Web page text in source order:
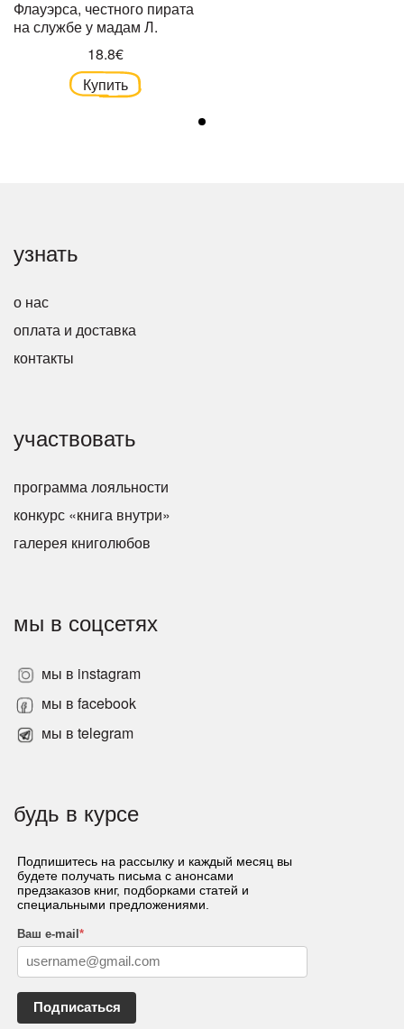
Флауэрса, честного пирата
на службе у мадам Л.
18.8€
Купить
узнать
о нас
оплата и доставка
контакты
участвовать
программа лояльности
конкурс «книга внутри»
галерея книголюбов
мы в соцсетях
мы в instagram
мы в facebook
мы в telegram
будь в курсе
Подпишитесь на рассылку и каждый месяц вы
будете получать письма с анонсами
предзаказов книг, подборками статей и
специальными предложениями.
Ваш e-mail*
Подписаться